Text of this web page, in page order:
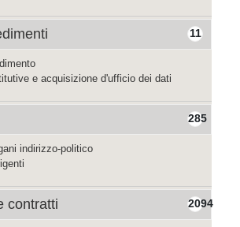
11
e acquisizione d'ufficio dei dati
285
indirizzo-politico
2094
contratti